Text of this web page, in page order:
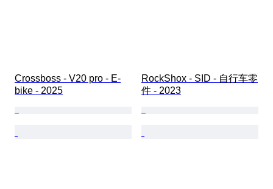
Crossboss - V20 pro - E-
bike - 2025
RockShox - SID - 自行车零
件 - 2023